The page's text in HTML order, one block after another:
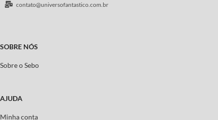
contato@universofantastico.com.br
SOBRE NÓS
Sobre o Sebo
AJUDA
Minha conta